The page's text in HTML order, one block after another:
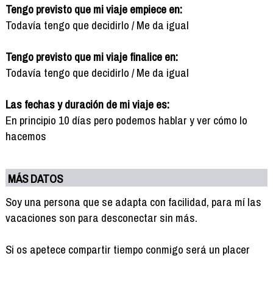
Tengo previsto que mi viaje empiece en:
Todavía tengo que decidirlo / Me da igual
Tengo previsto que mi viaje finalice en:
Todavía tengo que decidirlo / Me da igual
Las fechas y duración de mi viaje es:
En principio 10 días pero podemos hablar y ver cómo lo
hacemos
MÁS DATOS
Soy una persona que se adapta con facilidad, para mí las
vacaciones son para desconectar sin más.
Si os apetece compartir tiempo conmigo será un placer